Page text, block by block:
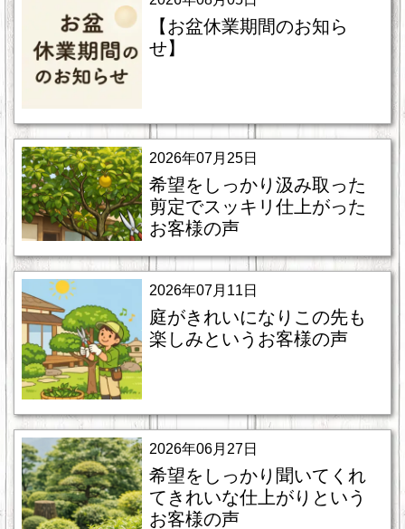
【お盆休業期間のお知ら
せ】
2026年07月25日
希望をしっかり汲み取った
剪定でスッキリ仕上がった
お客様の声
2026年07月11日
庭がきれいになりこの先も
楽しみというお客様の声
2026年06月27日
希望をしっかり聞いてくれ
てきれいな仕上がりという
お客様の声